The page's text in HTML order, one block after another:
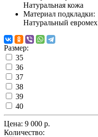
Натуральная кожа
Материал подкладки:
Натуральный евромех
Размер:
35
36
37
38
39
40
Цена: 9 000 р.
Количество: